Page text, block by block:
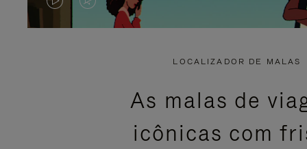
O
PAUSADO,
PRESSIONE
O
SOM.
LOCALIZADOR DE MALAS
As malas de
icônicas com